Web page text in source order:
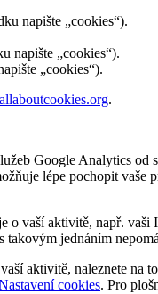
napište „cookies“).
napište „cookies“).
„cookies“).
.
Google Analytics od
lépe pochopit
aktivitě, např. vaši
jednáním
aktivitě, naleznete na
cookies. Pro